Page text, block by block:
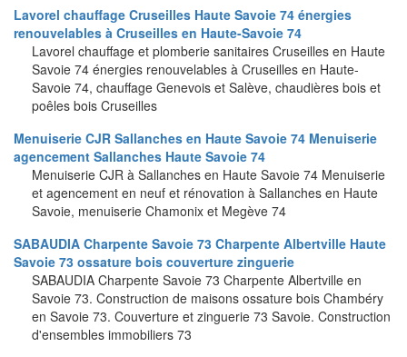
Lavorel chauffage Cruseilles Haute Savoie 74 énergies
renouvelables à Cruseilles en Haute-Savoie 74
Lavorel chauffage et plomberie sanitaires Cruseilles en Haute
Savoie 74 énergies renouvelables à Cruseilles en Haute-
Savoie 74, chauffage Genevois et Salève, chaudières bois et
poêles bois Cruseilles
Menuiserie CJR Sallanches en Haute Savoie 74 Menuiserie
agencement Sallanches Haute Savoie 74
Menuiserie CJR à Sallanches en Haute Savoie 74 Menuiserie
et agencement en neuf et rénovation à Sallanches en Haute
Savoie, menuiserie Chamonix et Megève 74
SABAUDIA Charpente Savoie 73 Charpente Albertville Haute
Savoie 73 ossature bois couverture zinguerie
SABAUDIA Charpente Savoie 73 Charpente Albertville en
Savoie 73. Construction de maisons ossature bois Chambéry
en Savoie 73. Couverture et zinguerie 73 Savoie. Construction
d'ensembles immobiliers 73